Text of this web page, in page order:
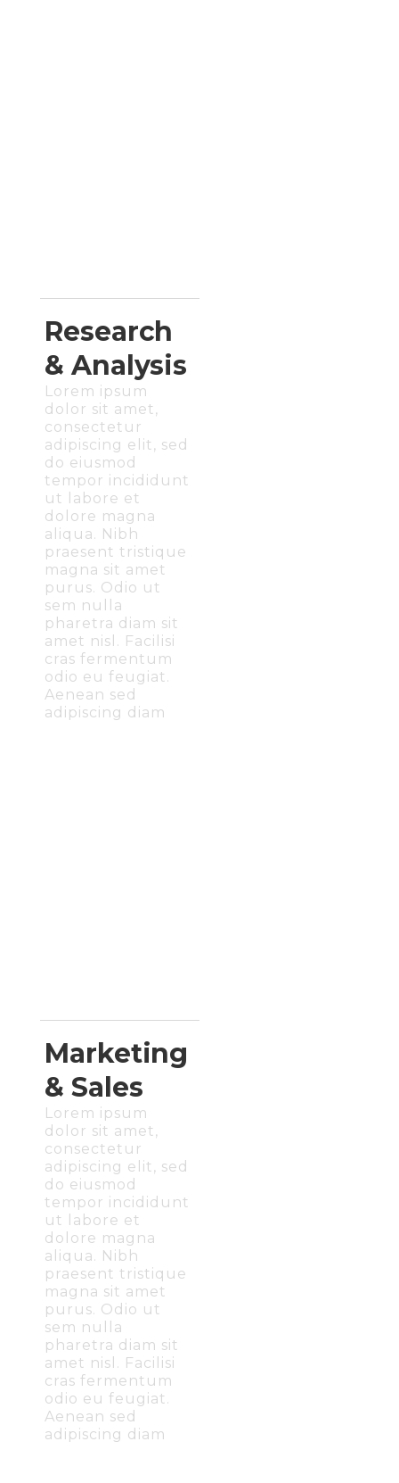
Research
& Analysis
Lorem ipsum
dolor sit amet,
consectetur
adipiscing elit, sed
do eiusmod
tempor incididunt
ut labore et
dolore magna
aliqua. Nibh
praesent tristique
magna sit amet
purus. Odio ut
sem nulla
pharetra diam sit
amet nisl. Facilisi
cras fermentum
odio eu feugiat.
Aenean sed
adipiscing diam
Marketing
& Sales
Lorem ipsum
dolor sit amet,
consectetur
adipiscing elit, sed
do eiusmod
tempor incididunt
ut labore et
dolore magna
aliqua. Nibh
praesent tristique
magna sit amet
purus. Odio ut
sem nulla
pharetra diam sit
amet nisl. Facilisi
cras fermentum
odio eu feugiat.
Aenean sed
adipiscing diam